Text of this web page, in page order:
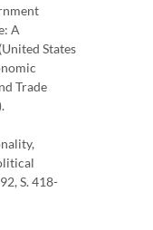
A
States
Trade
S. 418-